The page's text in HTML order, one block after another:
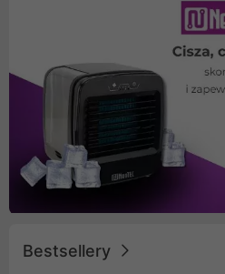
Bestsellery